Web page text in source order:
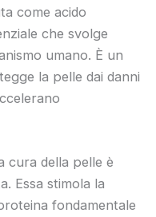
come acido
che svolge
umano. È un
la pelle dai danni
cura della pelle è
Essa stimola la
fondamentale